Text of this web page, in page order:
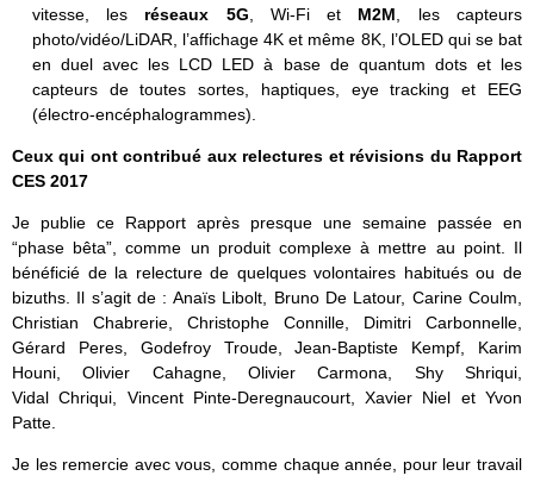
vitesse, les réseaux 5G , Wi-Fi et M2M , les capteurs
photo/vidéo/LiDAR, l’affichage 4K et même 8K, l’OLED qui se bat
en duel avec les LCD LED à base de quantum dots et les
capteurs de toutes sortes, haptiques, eye tracking et EEG
(électro-encéphalogrammes).
Ceux qui ont contribué aux relectures et révisions du Rapport
CES 2017
Je publie ce Rapport après presque une semaine passée en
“phase bêta”, comme un produit complexe à mettre au point. Il
bénéficié de la relecture de quelques volontaires habitués ou de
bizuths. Il s’agit de : Anaïs Libolt, Bruno De Latour, Carine Coulm,
Christian Chabrerie, Christophe Connille, Dimitri Carbonnelle,
Gérard Peres, Godefroy Troude, Jean-Baptiste Kempf, Karim
Houni, Olivier Cahagne, Olivier Carmona, Shy Shriqui,
Vidal Chriqui, Vincent Pinte-Deregnaucourt, Xavier Niel et Yvon
Patte.
Je les remercie avec vous, comme chaque année, pour leur travail